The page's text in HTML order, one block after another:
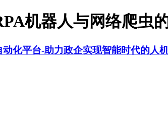
机器人与网络爬虫